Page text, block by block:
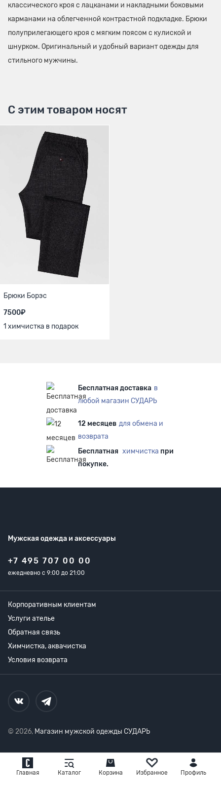
Главная Каталог Корзина Избранное Профиль
классического кроя с лацканами и накладными боковыми
карманами на облегченной контрастной подкладке. Брюки
полуприлегающего кроя с мягким поясом с кулиской и
шнурком. Оригинальный и удобный вариант одежды для
стильного мужчины.
С этим товаром носят
Брюки Борэс
7500₽
1 химчистка в подарок
Бесплатная доставка в
любой магазин СУДАРЬ
12 месяцев для обмена и
возврата
Бесплатная химчистка при
покупке.
Мужская одежда и аксессуары
+7 495 707 00 00
ежедневно с 9:00 до 21:00
Корпоративным клиентам
Услуги ателье
Обратная связь
Химчистка, аквачистка
Условия возврата
© 2026, Магазин мужской одежды СУДАРЬ